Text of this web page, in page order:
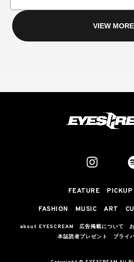
VIEW MORE
FEATURE PICKUP
FASHION MUSIC ART
about EYESCREAM 広告掲載について
本誌読者プレゼント
プライ